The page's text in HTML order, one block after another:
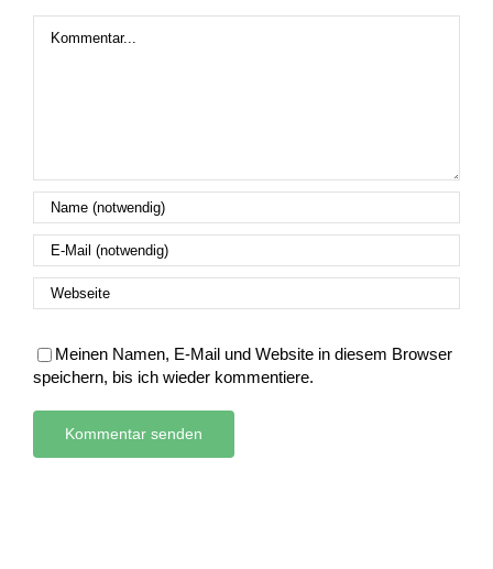
Meinen Namen, E-Mail und Website in diesem Browser
speichern, bis ich wieder kommentiere.